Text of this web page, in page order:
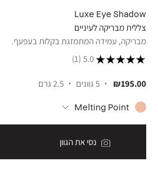
Luxe Eye Shadow
צללית מבריקה לעיניים
מבריקה, עמידה המתמזגת בקלות בעפעף.
5.0
(1)
₪195.00 5 גוונים 2.5 גרם
Melting Point
נסי את הגוון